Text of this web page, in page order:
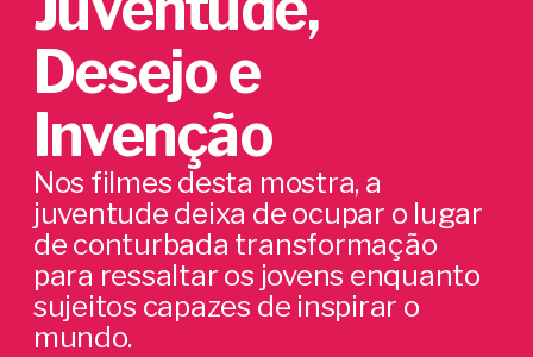
Desejo e
Invenção
Nos filmes desta mostra, a
juventude deixa de ocupar o lugar
de conturbada transformação
para ressaltar os jovens enquanto
sujeitos capazes de inspirar o
mundo.